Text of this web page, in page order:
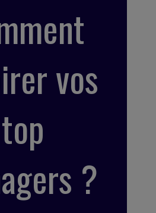
vos
top
?